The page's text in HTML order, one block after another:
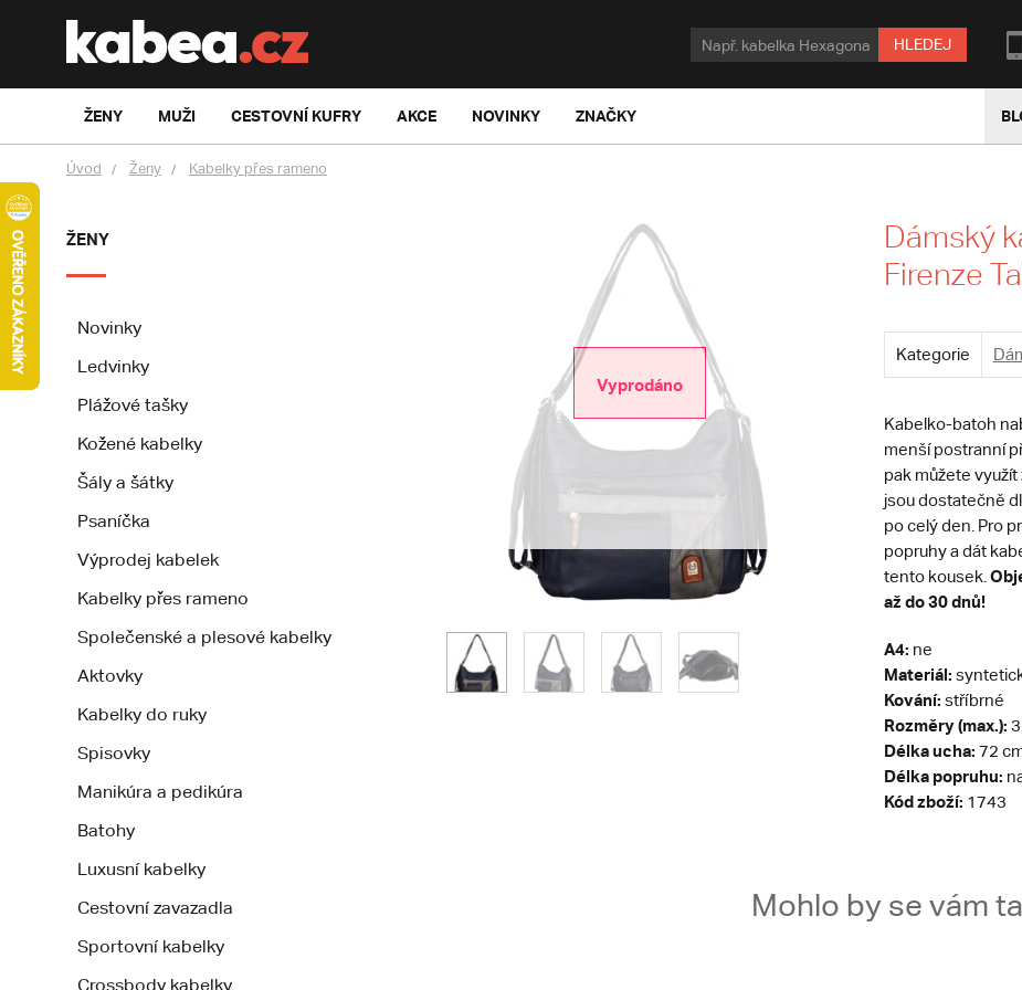
HLEDEJ
ŽENY MUŽI CESTOVNÍ KUFRY AKCE NOVINKY ZNAČKY
Úvod Ženy Kabelky přes rameno
ŽENY
Novinky
Ledvinky
Plážové tašky
Kožené kabelky
Šály a šátky
Psaníčka
Výprodej kabelek
Kabelky přes rameno
Společenské a plesové kabelky
Aktovky
Kabelky do ruky
Spisovky
Manikúra a pedikúra
Batohy
Luxusní kabelky
Cestovní zavazadla
Sportovní kabelky
Crossbody kabelky
Vyprodáno
Dámský
Firenze
Kategorie
Kabelko-batoh
menší postranní
pak můžete
jsou dostatečně
po celý den. Pro
popruhy a dát
tento kousek.
až do 30 dnů!
A4: ne
Materiál:
Kování: stříbrné
Rozměry (max.):
Délka ucha: 72
Délka popruhu:
Kód zboží: 1743
Mohlo by se vám